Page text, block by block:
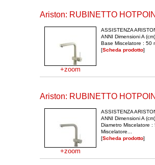
Ariston: RUBINETTO
+zoom
ASSISTENZA
ANNI Dimensioni A
Base Miscelatore : 50
[Scheda prodotto]
Ariston: RUBINETTO
+zoom
ASSISTENZA
ANNI Dimensioni A
Diametro Miscelatore
Miscelatore...
[Scheda prodotto]